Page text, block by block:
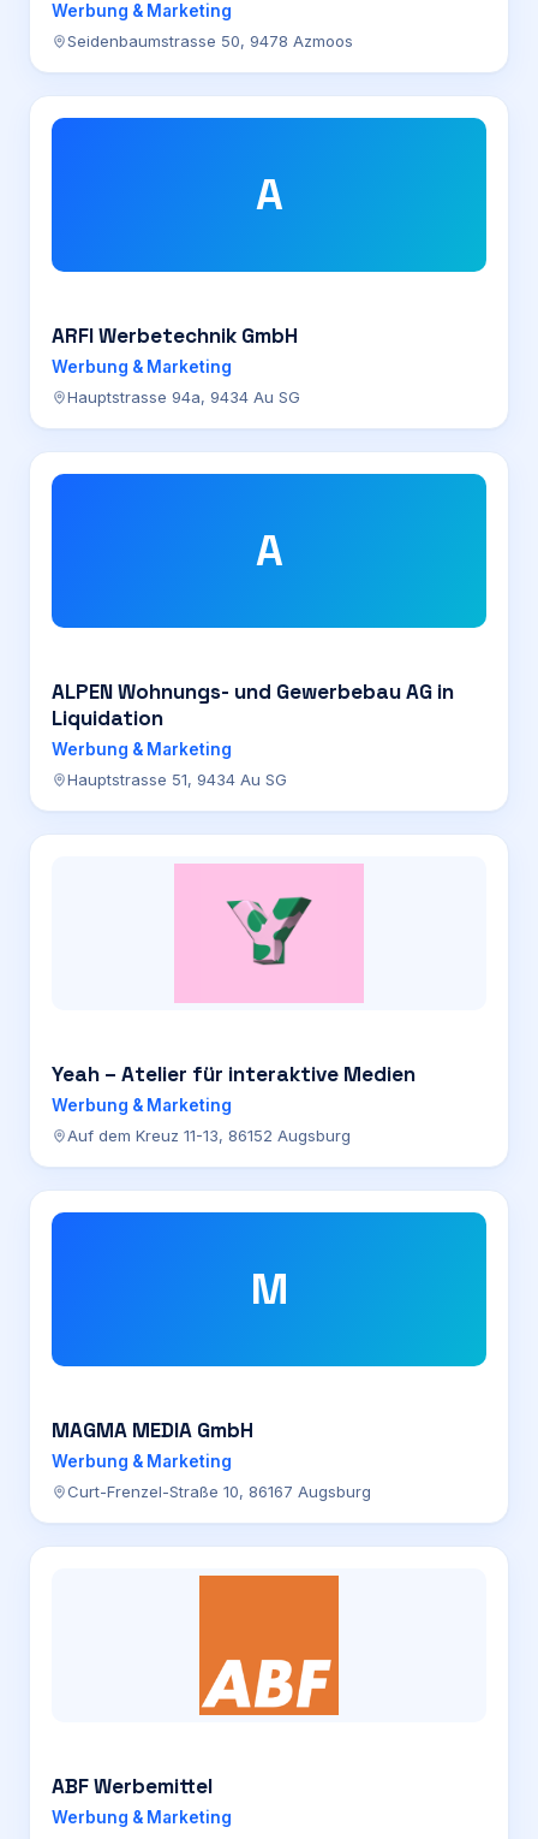
Werbung & Marketing
Seidenbaumstrasse 50, 9478 Azmoos
A
ARFI Werbetechnik GmbH
Werbung & Marketing
Hauptstrasse 94a, 9434 Au SG
A
ALPEN Wohnungs- und Gewerbebau AG in
Liquidation
Werbung & Marketing
Hauptstrasse 51, 9434 Au SG
Yeah – Atelier für interaktive Medien
Werbung & Marketing
Auf dem Kreuz 11-13, 86152 Augsburg
M
MAGMA MEDIA GmbH
Werbung & Marketing
Curt-Frenzel-Straße 10, 86167 Augsburg
ABF Werbemittel
Werbung & Marketing